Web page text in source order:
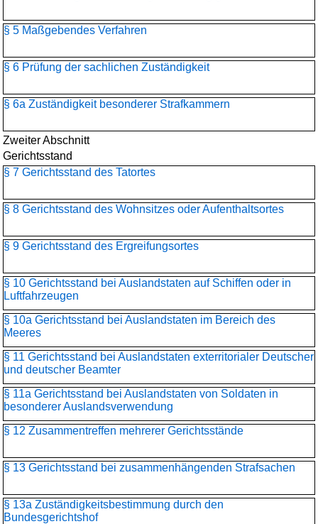
§ 5 Maßgebendes Verfahren
§ 6 Prüfung der sachlichen Zuständigkeit
§ 6a Zuständigkeit besonderer Strafkammern
Zweiter Abschnitt
Gerichtsstand
§ 7 Gerichtsstand des Tatortes
§ 8 Gerichtsstand des Wohnsitzes oder Aufenthaltsortes
§ 9 Gerichtsstand des Ergreifungsortes
§ 10 Gerichtsstand bei Auslandstaten auf Schiffen oder in
Luftfahrzeugen
§ 10a Gerichtsstand bei Auslandstaten im Bereich des
Meeres
§ 11 Gerichtsstand bei Auslandstaten exterritorialer Deutscher
und deutscher Beamter
§ 11a Gerichtsstand bei Auslandstaten von Soldaten in
besonderer Auslandsverwendung
§ 12 Zusammentreffen mehrerer Gerichtsstände
§ 13 Gerichtsstand bei zusammenhängenden Strafsachen
§ 13a Zuständigkeitsbestimmung durch den
Bundesgerichtshof